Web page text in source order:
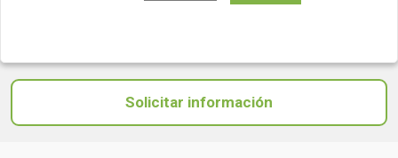
Solicitar información